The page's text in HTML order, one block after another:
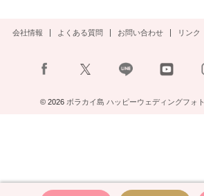
2024.08.30
A様 12月末ウェディングフォト
お問い合わせありがとうございます。
お問い合わせありがとうございます。
会社情報 よくある質問 お問い合わせ リンク
© 2026 ボラカイ島 ハッピーウェディングフォト